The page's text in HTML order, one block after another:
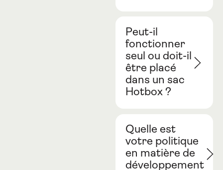
Peut-il
fonctionner
seul ou doit-il
être placé
dans un sac
Hotbox ?
Quelle est
votre politique
en matière de
développement